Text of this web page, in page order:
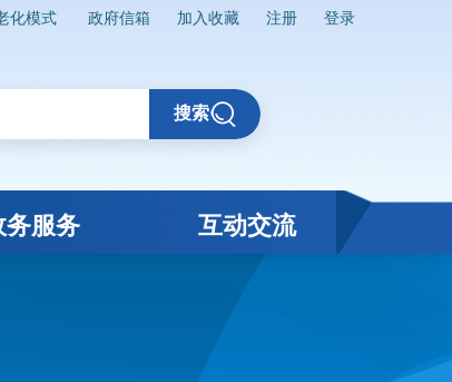
化模式 政府信箱 加入收藏 注册 登录
搜索
务服务 互动交流